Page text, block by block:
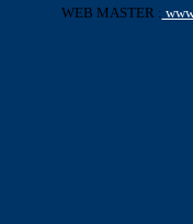
WEB MASTER :